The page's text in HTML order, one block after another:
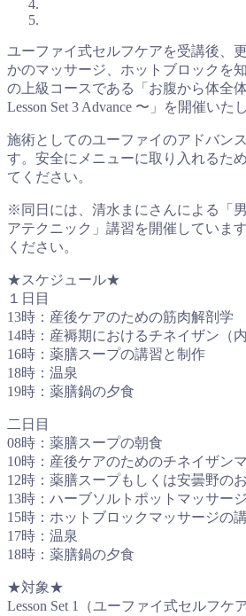
ユーファイ式セルフケアを受講後、
かのマッサージ、ホットブロックを
の上級コースである「お腹から体全
Lesson Set 3 Advance 〜」を開催いた
施術としてのユーファイのアドバン
す。安全にメニューに取り入れるた
てください。
※同日には、清水まにさんによる「
アテクニック」講習を開催していま
ください。
★スケジュール★
１日目
13時：産後ケアのための筋肉解剖学
14時：産褥期におけるチネイザン（
16時：薬膳スープの講習と制作
18時：温泉
19時：薬膳鍋の夕食
二日目
08時：薬膳スープの朝食
10時：産後ケアのためのチネイザン
12時：薬膳スープもしくは安曇野の
13時：ハーブソルトポットマッサー
15時：ホットブロックマッサージの
17時：温泉
18時：薬膳鍋の夕食
★対象★
Lesson Set 1（ユーファイ式セルフケ